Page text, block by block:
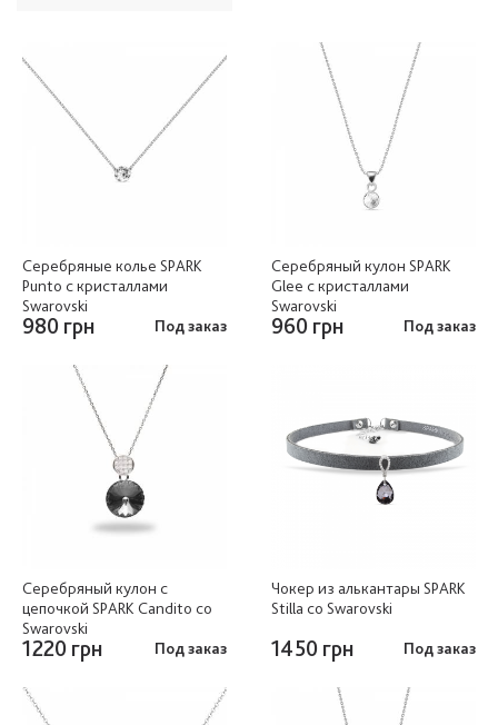
Серебряные колье SPARK
Punto с кристаллами
Swarovski
980 грн Под заказ
Серебряный кулон SPARK
Glee с кристаллами
Swarovski
960 грн Под заказ
Серебряный кулон c
цепочкой SPARK Candito со
Swarovski
1220 грн Под заказ
Чокер из алькантары SPARK
Stilla со Swarovski
1450 грн Под заказ